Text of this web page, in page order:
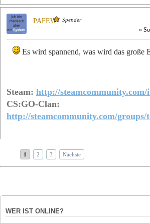
»
Es wird spannend, was wird das große
Steam: http://steamcommunity.com/
CS:GO-Clan:
http://steamcommunity.com/groups/
PAFEW Spender
1 2 3 Nächste
WER IST ONLINE?